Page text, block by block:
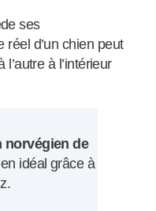
ses
réel d’un chien peut
à l’intérieur
norvégien de
idéal grâce à